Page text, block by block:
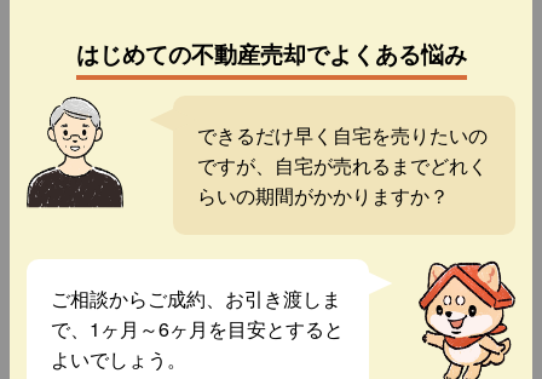
はじめての不動産売却でよくある悩み
できるだけ早く自宅を売りたいの
ですが、自宅が売れるまでどれく
らいの期間がかかりますか？
ご相談からご成約、お引き渡しま
で、1ヶ月～6ヶ月を目安とすると
よいでしょう。